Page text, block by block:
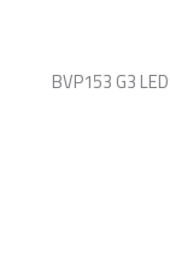
BVP153 G3